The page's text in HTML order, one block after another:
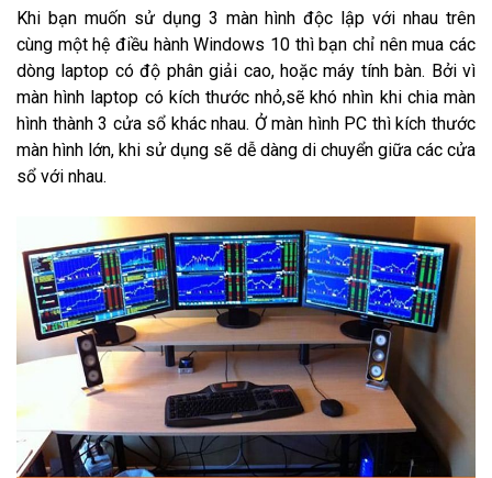
Khi bạn muốn sử dụng 3 màn hình độc lập với nhau trên
cùng một hệ điều hành Windows 10 thì bạn chỉ nên mua các
dòng laptop có độ phân giải cao, hoặc máy tính bàn. Bởi vì
màn hình laptop có kích thước nhỏ,sẽ khó nhìn khi chia màn
hình thành 3 cửa sổ khác nhau. Ở màn hình PC thì kích thước
màn hình lớn, khi sử dụng sẽ dễ dàng di chuyển giữa các cửa
sổ với nhau.